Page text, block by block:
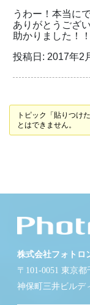
うわー！本当に
ありがとうござ
助かりました！！
投稿日: 2017年2
トピック「貼りつけ
とはできません。
株式会社フォト
〒101-0051 東京
神保町三井ビルデ